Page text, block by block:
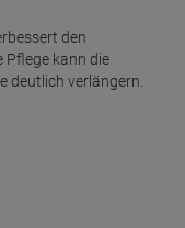
den
Pflege kann die
deutlich verlängern.